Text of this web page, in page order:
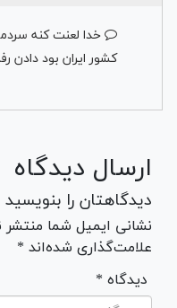
خدا لعنت کنه
کشور ایران بود دادن
ارسال دیدگاه
دیدگاهتان را بنویسید
نشانی ایمیل شما
علامت‌گذاری شده‌اند *
* دیدگاه